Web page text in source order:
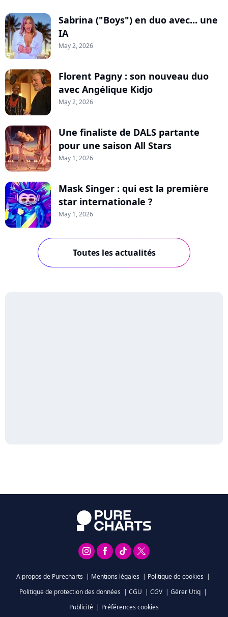
Sabrina ("Boys") en duo avec... une
IA
May 2, 2026
Florent Pagny : son nouveau duo
avec Angélique Kidjo
May 2, 2026
Une finaliste de DALS partante
pour une saison All Stars
May 1, 2026
Mask Singer : qui est la première
star internationale ?
May 1, 2026
Toutes les actualités
A propos de Purecharts | Mentions légales | Politique de cookies |
Politique de protection des données | CGU | CGV | Gérer Utiq |
Publicité | Préférences cookies